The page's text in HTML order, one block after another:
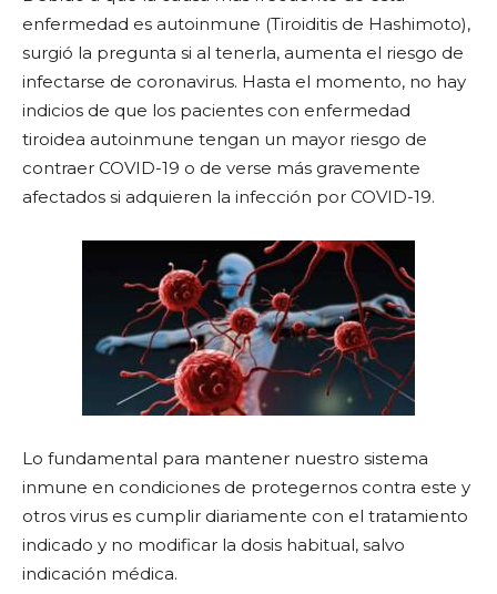
enfermedad es autoinmune (Tiroiditis de Hashimoto),
surgió la pregunta si al tenerla, aumenta el riesgo de
infectarse de coronavirus. Hasta el momento, no hay
indicios de que los pacientes con enfermedad
tiroidea autoinmune tengan un mayor riesgo de
contraer COVID-19 o de verse más gravemente
afectados si adquieren la infección por COVID-19.
Lo fundamental para mantener nuestro sistema
inmune en condiciones de protegernos contra este y
otros virus es cumplir diariamente con el tratamiento
indicado y no modificar la dosis habitual, salvo
indicación médica.